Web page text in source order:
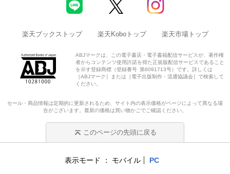
楽天ブックストップ 楽天Koboトップ 楽天市場トップ
ABJマークは、この電子書店・電子書籍配信サービスが、著作権
者からコンテンツ使用許諾を得た正規版配信サービスであること
を示す登録商標（登録番号 第6091713号）です。詳しくは
［ABJマーク］または［電子出版制作・流通協議会］で検索して
ください。
セール・商品情報は定期的に更新されるため、サイト内の表示価格がページによって異なる場
合がございます。最新の価格は買い物かごでご確認ください。
このページの先頭に戻る
表示モード モバイル PC